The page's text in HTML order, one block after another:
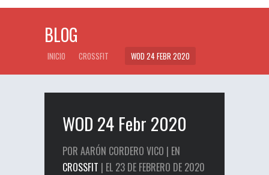
BLOG
INICIO CROSSFIT WOD 24 FEBR 2020
WOD 24 Febr 2020
POR AARÓN CORDERO VICO | EN
CROSSFIT | EL 23 DE FEBRERO DE 2020